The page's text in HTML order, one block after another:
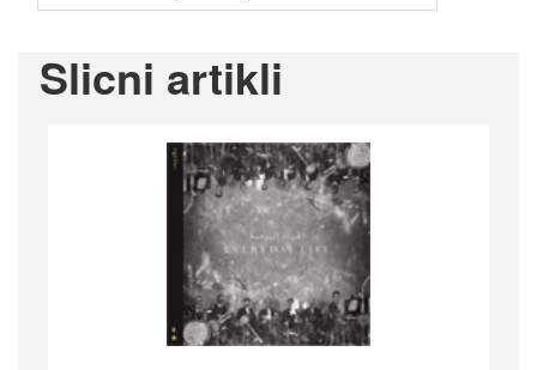
Slicni artikli